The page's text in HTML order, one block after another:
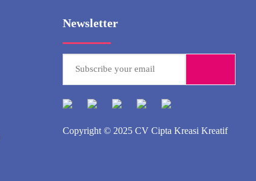
Newsletter
Copyright © 2025 CV Cipta Kreasi Kreatif